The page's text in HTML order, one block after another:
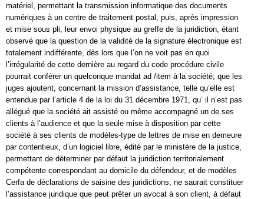
matériel, permettant la transmission informatique des documents
numériques à un centre de traitement postal, puis, après impression
et mise sous pli, leur envoi physique au greffe de la juridiction, étant
observé que la question de la validité de la signature électronique est
totalement indifférente, dès lors que l’on ne voit pas en quoi
l’irrégularité de cette dernière au regard du code procédure civile
pourrait conférer un quelconque mandat ad /item à la société; que les
juges ajoutent, concernant la mission d’assistance, telle qu’elle est
entendue par l’article 4 de la loi du 31 décembre 1971, qu’ il n’est pas
allégué que la société ait assisté ou même accompagné un de ses
clients à l’audience et que la seule mise à disposition par cette
société à ses clients de modèles-type de lettres de mise en demeure
par contentieux, d’un logiciel libre, édité par le ministère de la justice,
permettant de déterminer par défaut la juridiction territorialement
compétente correspondant au domicile du défendeur, et de modèles
Cerfa de déclarations de saisine des juridictions, ne saurait constituer
l’assistance juridique que peut prêter un avocat à son client, à défaut